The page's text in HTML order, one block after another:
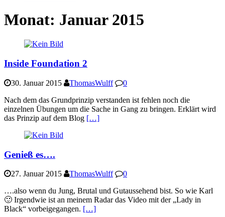
Monat: Januar 2015
Inside Foundation 2
30. Januar 2015 ThomasWulff
0
Nach dem das Grundprinzip verstanden ist fehlen noch die
einzelnen Übungen um die Sache in Gang zu bringen. Erklärt wird
das Prinzip auf dem Blog […]
Genieß es….
27. Januar 2015 ThomasWulff
0
….also wenn du Jung, Brutal und Gutaussehend bist. So wie Karl
🙂 Irgendwie ist an meinem Radar das Video mit der „Lady in
Black“ vorbeigegangen. […]